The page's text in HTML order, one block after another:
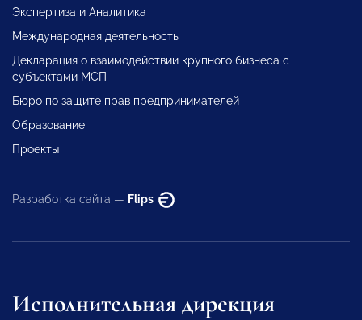
Экспертиза и Аналитика
Международная деятельность
Декларация о взаимодействии крупного бизнеса с
субъектами МСП
Бюро по защите прав предпринимателей
Образование
Проекты
Разработка сайта — Flips
Исполнительная дирекция